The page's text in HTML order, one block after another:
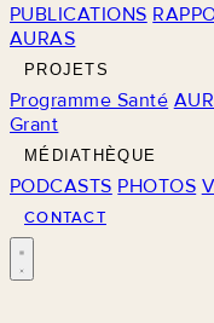
PUBLICATIONS
AURAS
PROJETS
Programme Santé
Grant
MÉDIATHÈQUE
PODCASTS PHOTOS
CONTACT